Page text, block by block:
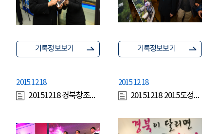
기록정보보기 기록정보보기
2015.12.18
20151218 경북창조경제혁신센터 1주년 기념식
2015.12.18
20151218 2015도정성과와 2016도정방향 기자브리핑